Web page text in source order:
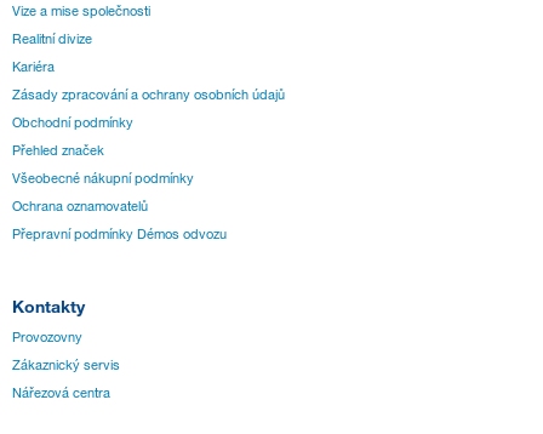
Vize a mise společnosti
Realitní divize
Kariéra
Zásady zpracování a ochrany osobních údajů
Obchodní podmínky
Přehled značek
Všeobecné nákupní podmínky
Ochrana oznamovatelů
Přepravní podmínky Démos odvozu
Kontakty
Provozovny
Zákaznický servis
Nářezová centra